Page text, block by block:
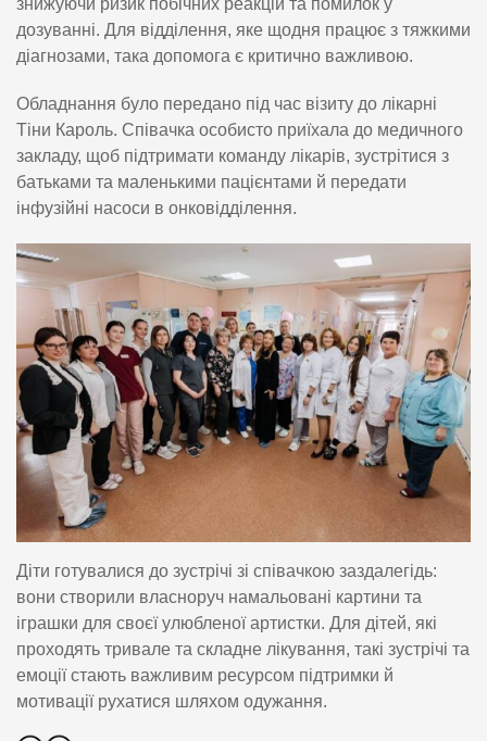
знижуючи ризик побічних реакцій та помилок у
дозуванні. Для відділення, яке щодня працює з тяжкими
діагнозами, така допомога є критично важливою.
Обладнання було передано під час візиту до лікарні
Тіни Кароль. Співачка особисто приїхала до медичного
закладу, щоб підтримати команду лікарів, зустрітися з
батьками та маленькими пацієнтами й передати
інфузійні насоси в онковідділення.
Діти готувалися до зустрічі зі співачкою заздалегідь:
вони створили власноруч намальовані картини та
іграшки для своєї улюбленої артистки. Для дітей, які
проходять тривале та складне лікування, такі зустрічі та
емоції стають важливим ресурсом підтримки й
мотивації рухатися шляхом одужання.